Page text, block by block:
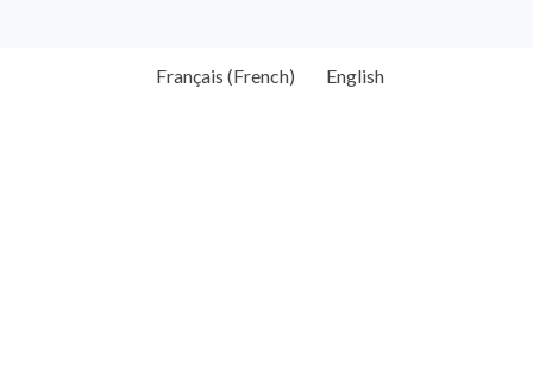
Français (French) English